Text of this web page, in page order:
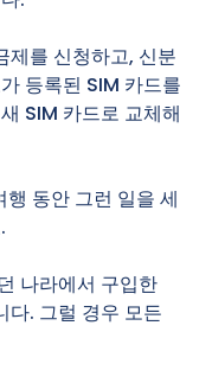
제를 신청하고, 신분
등록된 SIM 카드를
SIM 카드로 교체해
동안 그런 일을 세
나라에서 구입한
다. 그럴 경우 모든